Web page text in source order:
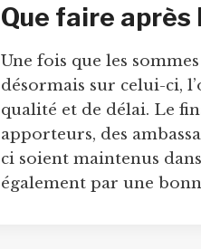
Que faire
Une fois que les
désormais sur celui-ci,
qualité et de délai. Le
apporteurs, des
ci soient maintenus
également par une